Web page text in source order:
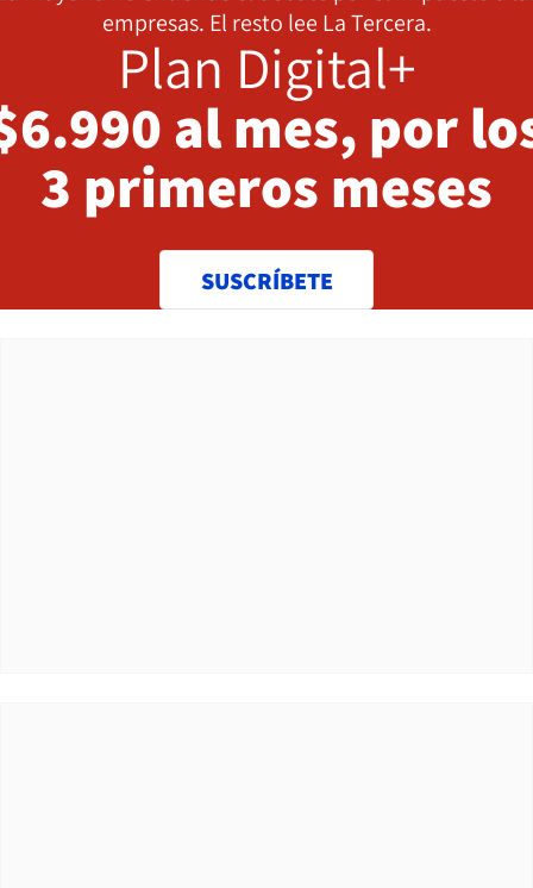
empresas. El resto lee La Tercera.
Plan Digital+
al mes, por
3 primeros meses
SUSCRÍBETE